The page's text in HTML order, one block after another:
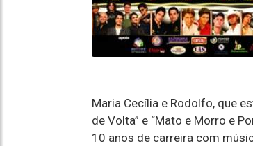
Maria Cecília e Rodolfo, que
de Volta” e “Mato e Morro e
10 anos de carreira com